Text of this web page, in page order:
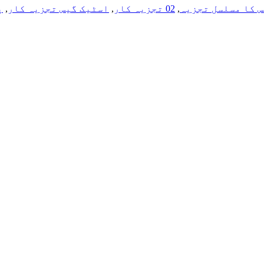
کا مسلسل تجزیہ , 02 تجزیہ کار , اسٹیک گیس تجزیہ کار ,